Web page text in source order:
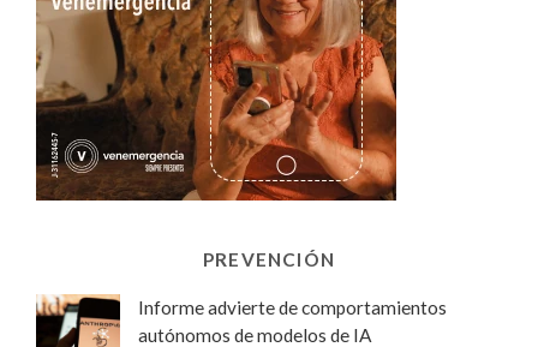
PREVENCIÓN
Informe advierte de comportamientos
autónomos de modelos de IA